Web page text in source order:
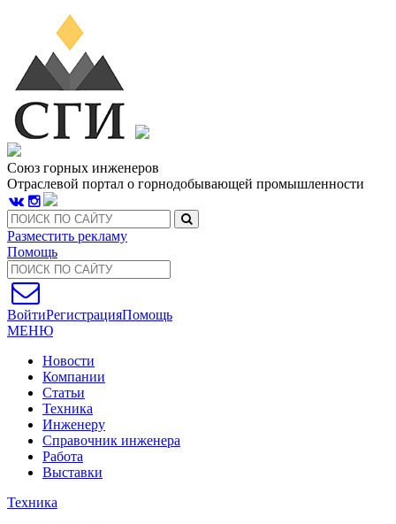
Союз горных инженеров
Отраслевой портал о горнодобывающей промышленности
Разместить рекламу
Помощь
ВойтиРегистрацияПомощь
МЕНЮ
Новости
Компании
Статьи
Техника
Инженеру
Справочник инженера
Работа
Выставки
Техника